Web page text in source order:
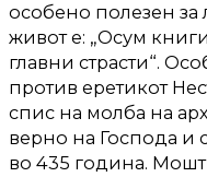
особено полезен за
живот е: „Осум
главни страсти“.
против еретикот
спис на молба на
верно на Господа и
во 435 година.